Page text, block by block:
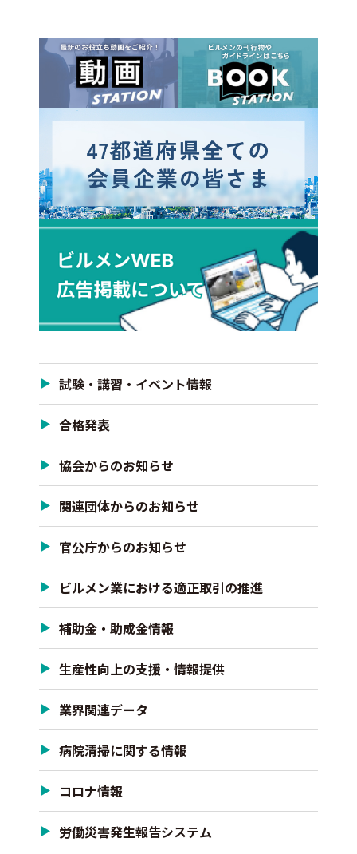
試験・講習・イベント情報
合格発表
協会からのお知らせ
関連団体からのお知らせ
官公庁からのお知らせ
ビルメン業における適正取引の推進
補助金・助成金情報
生産性向上の支援・情報提供
業界関連データ
病院清掃に関する情報
コロナ情報
労働災害発生報告システム